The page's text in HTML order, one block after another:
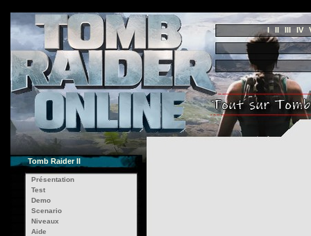
I II III IV
Tomb Raider II
Présentation
Test
Demo
Scenario
Niveaux
Aide